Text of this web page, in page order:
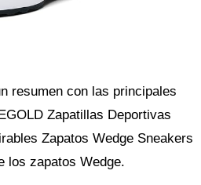
resumen con las principales
Zapatillas Deportivas
Zapatos Wedge Sneakers
los zapatos Wedge.